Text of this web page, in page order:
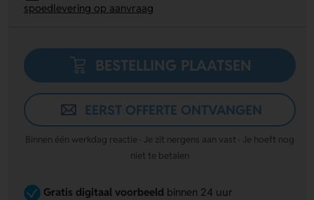
spoedlevering op aanvraag
BESTELLING PLAATSEN
EERST OFFERTE ONTVANGEN
Binnen één werkdag reactie · Je zit nergens aan vast · Je hoeft nog
niet te betalen
Gratis digitaal voorbeeld binnen 24 uur